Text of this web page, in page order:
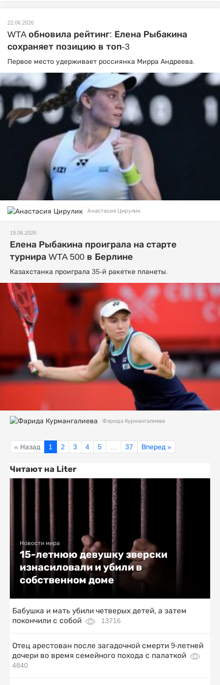
22.06.2026
WTA обновила рейтинг: Елена Рыбакина
сохраняет позицию в топ-3
Первое место удерживает россиянка Мирра Андреева.
Анастасия Цирулик
19.06.2026
Елена Рыбакина проиграла на старте
турнира WTA 500 в Берлине
Казахстанка проиграла 35-й ракетке планеты.
Фарида Курмангалиева
« Назад 1 2 3 4 5 37 Вперед »
Читают на Liter
Новости мира
15-летнюю девушку зверски
изнасиловали и убили в
собственном доме
Бабушка и мать убили четверых детей, а затем
покончили с собой
13716
Отец арестован после загадочной смерти 9-летней
дочери во время семейного похода с палаткой
4840